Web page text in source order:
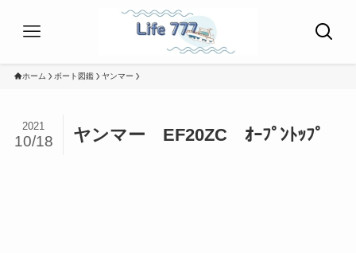
ホーム ボート図鑑 ヤンマー
ヤンマー EF20ZC ｵｰﾌﾟﾝﾄｯﾌﾟ
2021
10/18